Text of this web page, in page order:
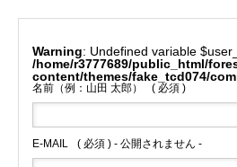
Warning
: Undefined variable
/home/r3777689/public_html/
content/themes/fake_tcd074/
名前（例：山田 太郎） ( 必須 )
E-MAIL ( 必須 ) - 公開されません -